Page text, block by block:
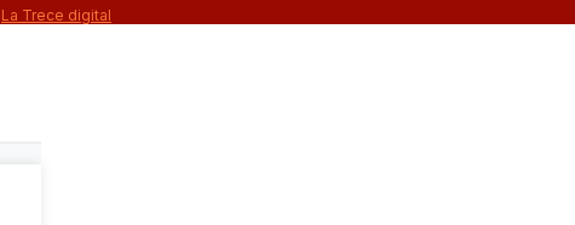
La Trece digital